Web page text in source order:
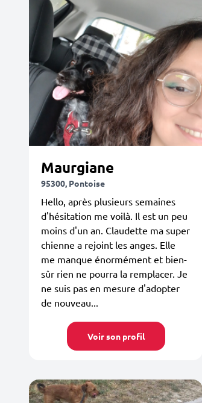
Maurgiane
95300, Pontoise
Hello, après plusieurs semaines
d'hésitation me voilà. Il est un peu
moins d'un an. Claudette ma super
chienne a rejoint les anges. Elle
me manque énormément et bien-
sûr rien ne pourra la remplacer. Je
ne suis pas en mesure d'adopter
de nouveau...
Voir son profil